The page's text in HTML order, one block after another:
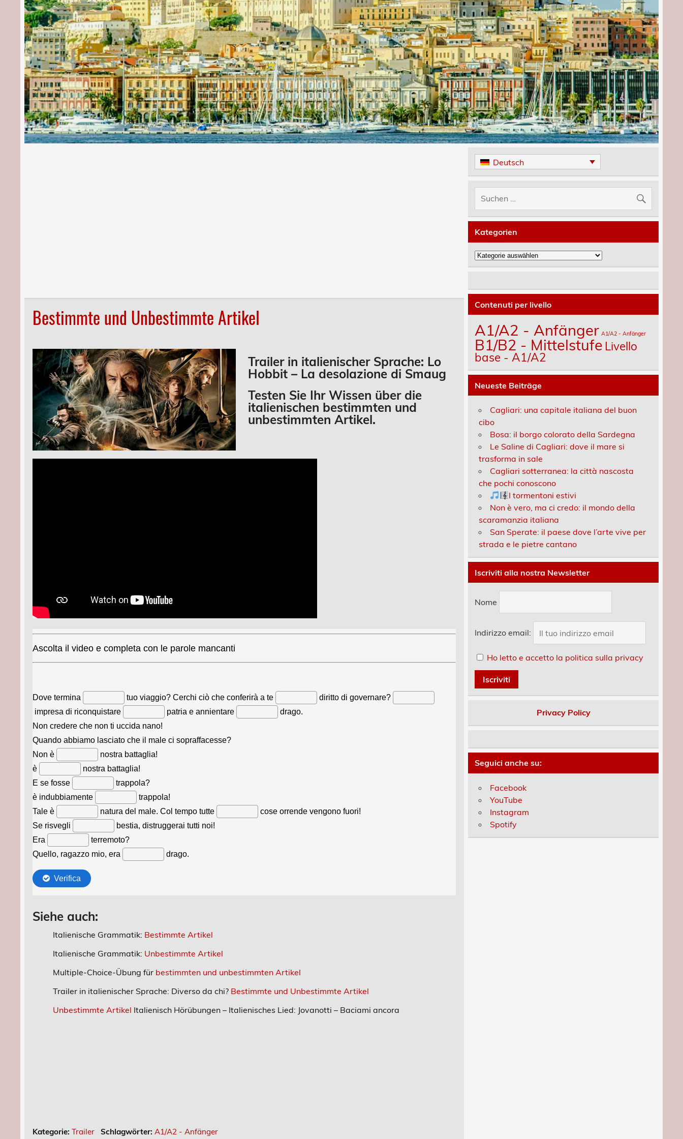
Bestimmte und Unbestimmte Artikel
Trailer in italienischer Sprache: Lo
Hobbit – La desolazione di Smaug
Testen Sie Ihr Wissen über die
italienischen bestimmten und
unbestimmten Artikel.
Siehe auch:
Italienische Grammatik: Bestimmte Artikel
Italienische Grammatik: Unbestimmte Artikel
Multiple-Choice-Übung für bestimmten und unbestimmten Artikel
Trailer in italienischer Sprache: Diverso da chi? Bestimmte und Unbestimmte Artikel
Unbestimmte Artikel Italienisch Hörübungen – Italienisches Lied: Jovanotti – Baciami ancora
Kategorie:Trailer Schlagwörter: A1/A2 - Anfänger
Deutsch
Kategorien
Kategorien
Contenuti per livello
A1/A2 - Anfänger A1/A2 - Anfänger
B1/B2 - Mittelstufe Livello
base - A1/A2
Neueste Beiträge
Cagliari: una capitale italiana del buon
cibo
Bosa: il borgo colorato della Sardegna
Le Saline di Cagliari: dove il mare si
trasforma in sale
Cagliari sotterranea: la città nascosta
che pochi conoscono
I tormentoni estivi
Non è vero, ma ci credo: il mondo della
scaramanzia italiana
San Sperate: il paese dove l’arte vive per
strada e le pietre cantano
Iscriviti alla nostra Newsletter
Nome
Indirizzo email:
Ho letto e accetto la politica sulla privacy
Privacy Policy
Seguici anche su:
Facebook
YouTube
Instagram
Spotify